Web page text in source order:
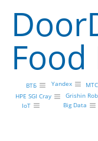
Yandex МТС
HPE SGI Cray Grishin
ВТБ
IoT Big Data